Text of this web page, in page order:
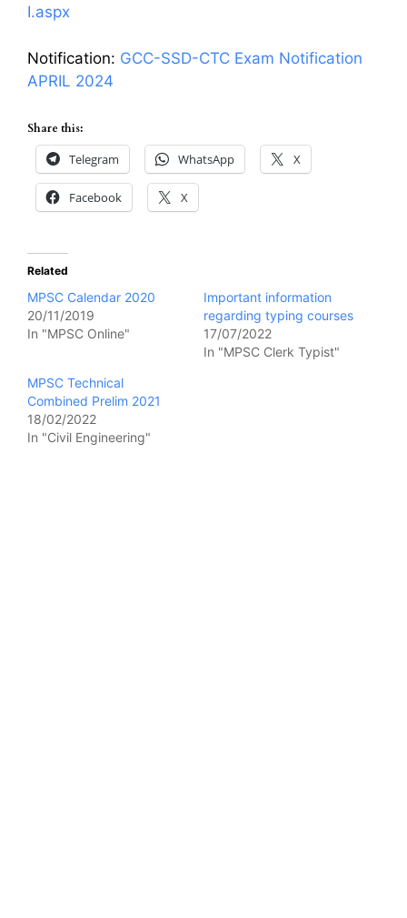
I.aspx
Notification: GCC-SSD-CTC Exam Notification
APRIL 2024
Share this:
Telegram WhatsApp X
Facebook X
Related
MPSC Calendar 2020
20/11/2019
In "MPSC Online"
Important information
regarding typing courses
17/07/2022
In "MPSC Clerk Typist"
MPSC Technical
Combined Prelim 2021
18/02/2022
In "Civil Engineering"